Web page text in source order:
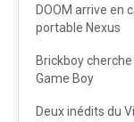
DOOM arrive en
portable Nexus
Brickboy
Game Boy
Deux inédits du